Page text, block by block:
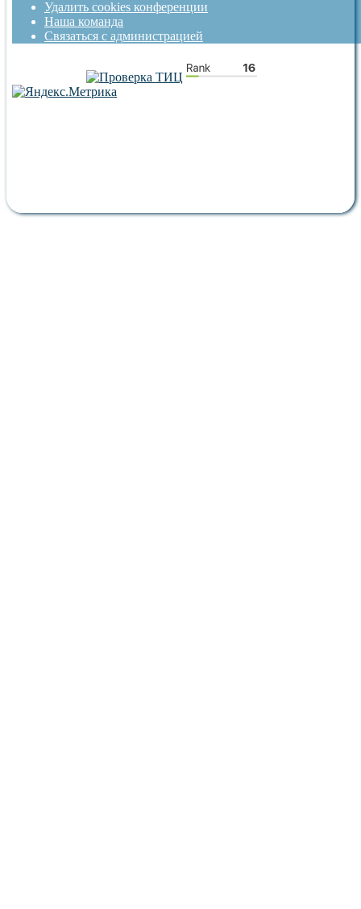
Удалить cookies конференции
Наша команда
Связаться с администрацией